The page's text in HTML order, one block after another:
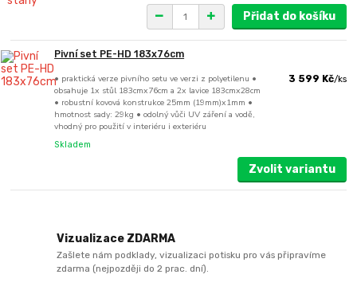
Přidat do košíku
Pivní set PE-HD 183x76cm
• praktická verze pivního setu ve verzi z polyetilenu •
obsahuje 1x stůl 183cmx76cm a 2x lavice 183cmx28cm
• robustní kovová konstrukce 25mm (19mm)x1mm •
hmotnost sady: 29kg • odolný vůči UV záření a vodě,
vhodný pro použití v interiéru i exteriéru
3 599 Kč/ks
Skladem
Zvolit variantu
Vizualizace ZDARMA
Zašlete nám podklady, vizualizaci potisku pro vás připravíme
zdarma (nejpozději do 2 prac. dní).